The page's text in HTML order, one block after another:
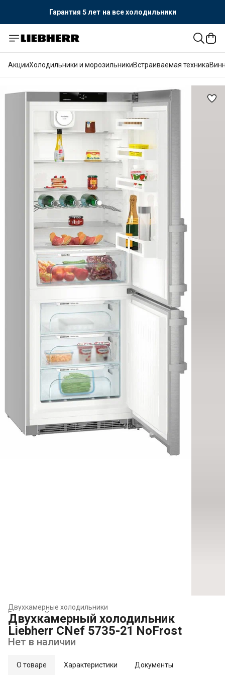
Гарантия 5 лет на все холодильники
Официальный поставщик LIEBHERR
на все холодильники
АкцииХолодильники и морозильникиВстраиваемая техника
Двухкамерные холодильники
Холодильники и морозильники
Главная ›
Двухкамерный холодильник
Liebherr CNef 5735-21 NoFrost
Нет в наличии
О товаре Характеристики Документы